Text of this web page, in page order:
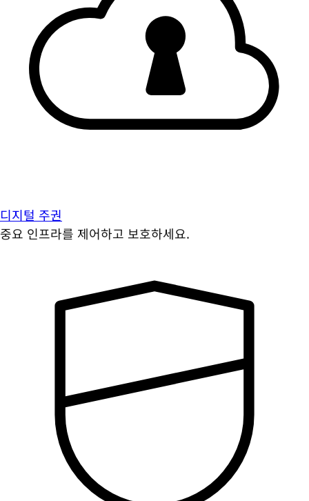
디지털 주권
중요 인프라를 제어하고 보호하세요.